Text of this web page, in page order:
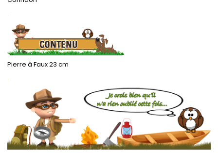
.
Pierre à Faux 23 cm
.